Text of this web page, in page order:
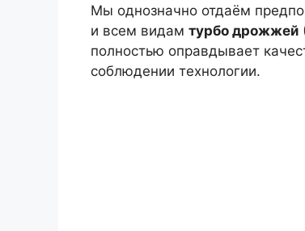
Мы однозначно отдаём
и всем видам турбо дрожжей
полностью оправдывает
соблюдении технологии.